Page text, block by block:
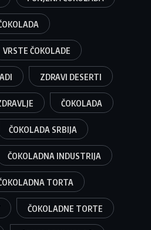
VRSTE ČOKOLADE
ZDRAVI DESERTI
ČOKOLADA
ČOKOLADA SRBIJA
ČOKOLADNA INDUSTRIJA
TORTA
ČOKOLADNE TORTE